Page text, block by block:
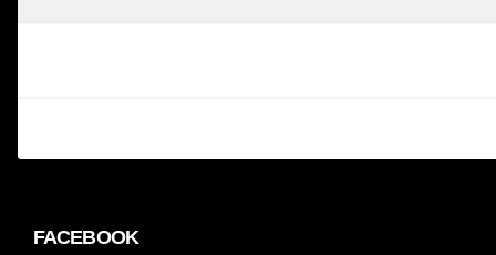
FACEBOOK